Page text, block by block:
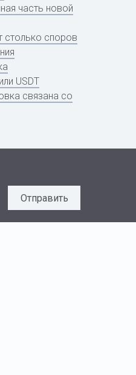
часть новой
столько споров
USDT
связана со
Отправить